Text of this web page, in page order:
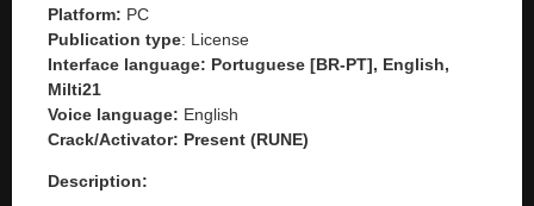
Platform: PC
Publication type: License
Interface language: Portuguese [BR-PT], English,
Milti21
Voice language: English
Crack/Activator: Present (RUNE)
Description: